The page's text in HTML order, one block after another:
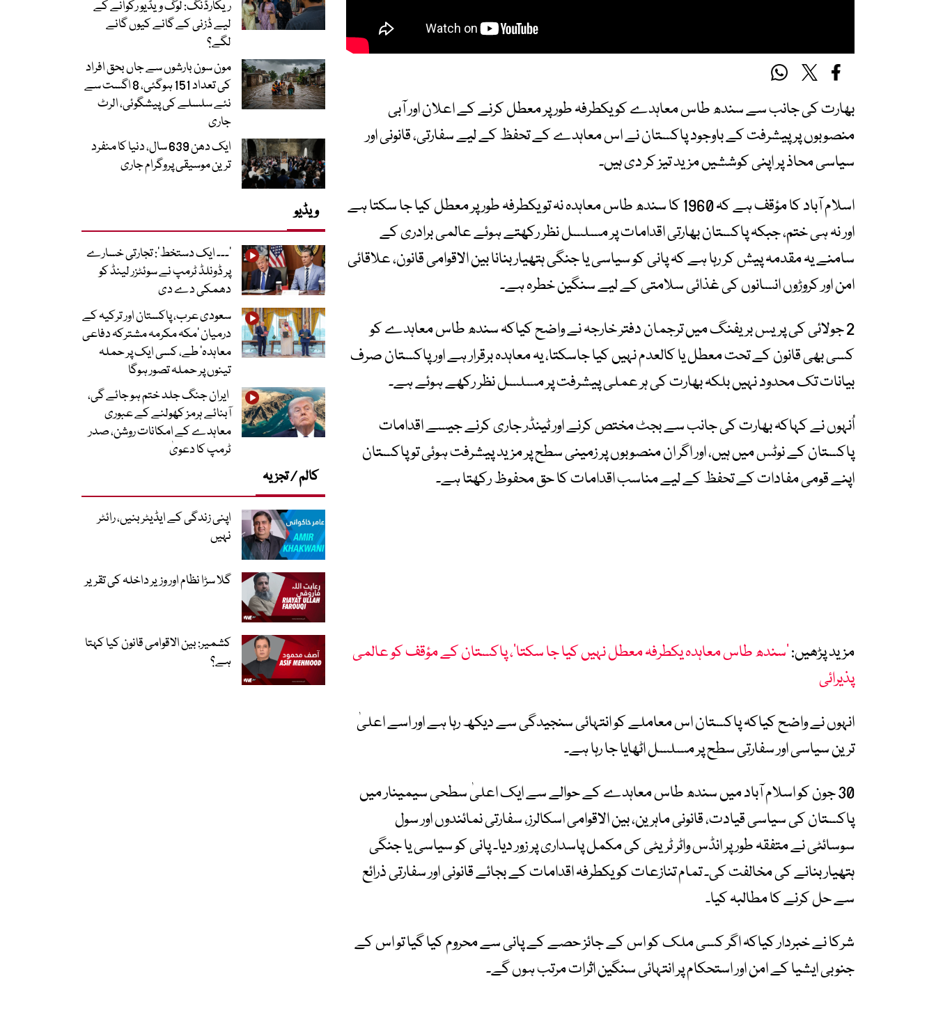
بھارت کی جانب سے سندھ طاس معاہدے کو یکطرفہ طور پر معطل کرنے کے اعلان اور آبی
منصوبوں پر پیشرفت کے باوجود پاکستان نے اس معاہدے کے تحفظ کے لیے سفارتی، قانونی اور
سیاسی محاذ پر اپنی کوششیں مزید تیز کر دی ہیں۔
اسلام آباد کا مؤقف ہے کہ 1960 کا سندھ طاس معاہدہ نہ تو یکطرفہ طور پر معطل کیا جا سکتا ہے
اور نہ ہی ختم، جبکہ پاکستان بھارتی اقدامات پر مسلسل نظر رکھتے ہوئے عالمی برادری کے
سامنے یہ مقدمہ پیش کر رہا ہے کہ پانی کو سیاسی یا جنگی ہتھیار بنانا بین الاقوامی قانون، علاقائی
امن اور کروڑوں انسانوں کی غذائی سلامتی کے لیے سنگین خطرہ ہے۔
2 جولائی کی پریس بریفنگ میں ترجمان دفتر خارجہ نے واضح کیاکہ سندھ طاس معاہدے کو
کسی بھی قانون کے تحت معطل یا کالعدم نہیں کیا جاسکتا، یہ معاہدہ برقرار ہے اور پاکستان صرف
بیانات تک محدود نہیں بلکہ بھارت کی ہر عملی پیشرفت پر مسلسل نظر رکھے ہوئے ہے۔
اُنہوں نے کہاکہ بھارت کی جانب سے بجٹ مختص کرنے اور ٹینڈر جاری کرنے جیسے اقدامات
پاکستان کے نوٹس میں ہیں، اور اگر ان منصوبوں پر زمینی سطح پر مزید پیشرفت ہوئی تو پاکستان
اپنے قومی مفادات کے تحفظ کے لیے مناسب اقدامات کا حق محفوظ رکھتا ہے۔
مزید پڑھیں:’سندھ طاس معاہدہ یکطرفہ معطل نہیں کیا جا سکتا‘، پاکستان کے مؤقف کو عالمی
پذیرائی
انہوں نے واضح کیاکہ پاکستان اس معاملے کو انتہائی سنجیدگی سے دیکھ رہا ہے اور اسے اعلیٰ
ترین سیاسی اور سفارتی سطح پر مسلسل اٹھایا جا رہا ہے۔
30 جون کو اسلام آباد میں سندھ طاس معاہدے کے حوالے سے ایک اعلیٰ سطحی سیمینار میں
پاکستان کی سیاسی قیادت، قانونی ماہرین، بین الاقوامی اسکالرز، سفارتی نمائندوں اور سول
سوسائٹی نے متفقہ طور پر انڈس واٹر ٹریٹی کی مکمل پاسداری پر زور دیا۔ پانی کو سیاسی یا جنگی
ہتھیار بنانے کی مخالفت کی۔ تمام تنازعات کو یکطرفہ اقدامات کے بجائے قانونی اور سفارتی ذرائع
سے حل کرنے کا مطالبہ کیا۔
شرکا نے خبردار کیاکہ اگر کسی ملک کو اس کے جائز حصے کے پانی سے محروم کیا گیا تو اس کے
جنوبی ایشیا کے امن اور استحکام پر انتہائی سنگین اثرات مرتب ہوں گے۔
ریکارڈنگ: لوگ ویڈیو رکوانے کے
لیے ڈزنی کے گانے کیوں گانے
لگے؟
مون سون بارشوں سے جاں بحق افراد
کی تعداد 151 ہوگئی، 8 اگست سے
نئے سلسلے کی پیشگوئی، الرٹ
جاری
ایک دھن 639 سال، دنیا کا منفرد
ترین موسیقی پروگرام جاری
ویڈیو
’۔۔۔ ایک دستخط‘: تجارتی خسارے
پر ڈونلڈ ٹرمپ نے سوئٹزر لینڈ کو
دھمکی دے دی
سعودی عرب، پاکستان اور ترکیہ کے
درمیان ’مکہ مکرمہ مشترکہ دفاعی
معاہدہ‘ طے، کسی ایک پر حملہ
تینوں پر حملہ تصور ہوگا
ایران جنگ جلد ختم ہو جائے گی،
آبنائے ہرمز کھولنے کے عبوری
معاہدے کے امکانات روشن، صدر
ٹرمپ کا دعویٰ
کالم / تجزیہ
اپنی زندگی کے ایڈیٹر بنیں، رائٹر
نہیں
گلا سڑا نظام اور وزیر داخلہ کی تقریر
کشمیر: بین الاقوامی قانون کیا کہتا
ہے؟